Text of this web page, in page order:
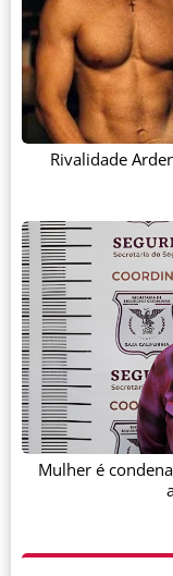
Rivalidade
Mulher é